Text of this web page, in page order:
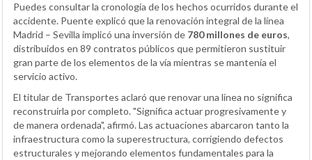
Puedes consultar la cronología de los hechos ocurridos durante el
accidente. Puente explicó que la renovación integral de la línea
Madrid – Sevilla implicó una inversión de 780 millones de euros,
distribuidos en 89 contratos públicos que permitieron sustituir
gran parte de los elementos de la vía mientras se mantenía el
servicio activo.
El titular de Transportes aclaró que renovar una línea no significa
reconstruirla por completo. "Significa actuar progresivamente y
de manera ordenada", afirmó. Las actuaciones abarcaron tanto la
infraestructura como la superestructura, corrigiendo defectos
estructurales y mejorando elementos fundamentales para la